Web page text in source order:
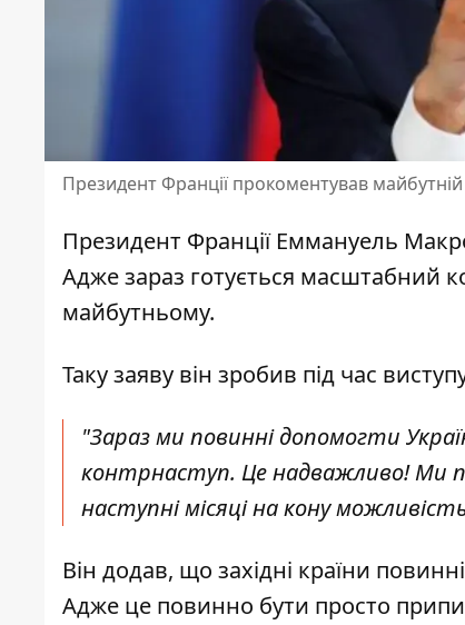
Президент Франції прокоментував
Президент Франції Еммануель
Адже зараз готується масштабний
майбутньому.
Таку заяву він зробив під час
"Зараз ми повинні допомогти
контрнаступ. Це надважливо! Ми
наступні місяці на кону
Він додав, що західні країни
Адже це повинно бути просто